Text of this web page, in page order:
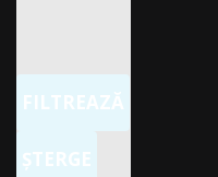
FILTREAZĂ
ȘTERGE